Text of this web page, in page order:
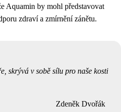
Aquamin by mohl představovat
zdraví a zmírnění zánětu.
skrývá v sobě sílu pro naše kosti
Zdeněk Dvořák